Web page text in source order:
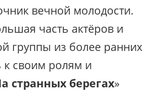
вечной молодости.
часть актёров и
группы из более ранних
к своим ролям и
странных берегах»